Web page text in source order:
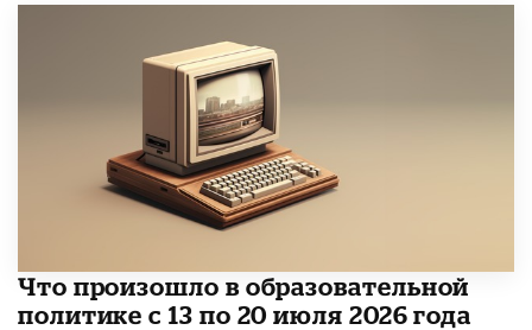
Что произошло в образовательной
политике с 13 по 20 июля 2026 года